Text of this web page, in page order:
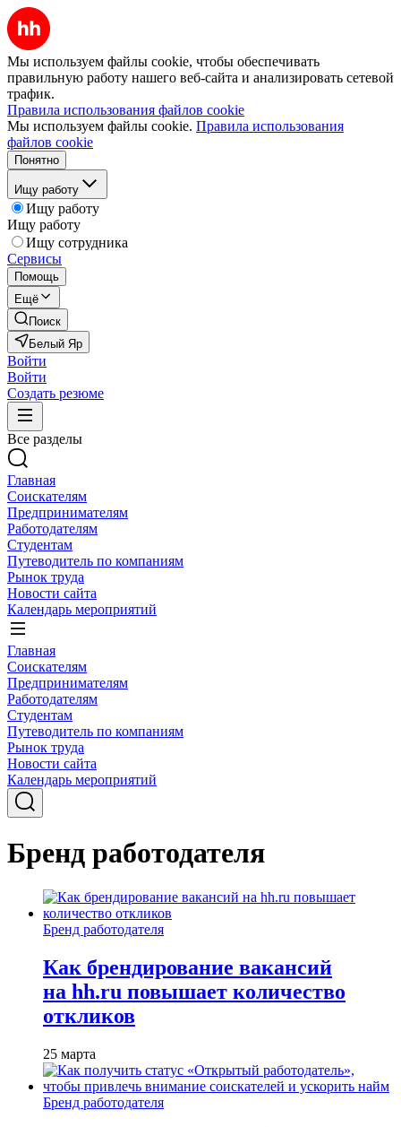
Мы используем файлы cookie, чтобы обеспечивать
правильную работу нашего веб-сайта и анализировать сетевой
трафик.
Правила использования файлов cookie
Мы используем файлы cookie. Правила использования
файлов cookie
Понятно
Ищу работу
Ищу работу
Ищу работу
Ищу сотрудника
Сервисы
Помощь
Ещё
Поиск
Белый Яр
Войти
Войти
Создать резюме
Все разделы
Главная
Соискателям
Предпринимателям
Работодателям
Студентам
Путеводитель по компаниям
Рынок труда
Новости сайта
Календарь мероприятий
Главная
Соискателям
Предпринимателям
Работодателям
Студентам
Путеводитель по компаниям
Рынок труда
Новости сайта
Календарь мероприятий
Бренд работодателя
Бренд работодателя
Как брендирование вакансий
на hh.ru повышает количество
откликов
25 марта
Бренд работодателя